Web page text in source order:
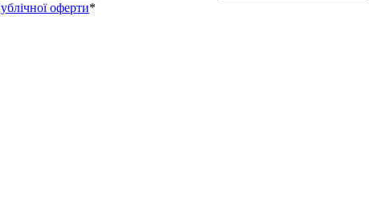
оферти*